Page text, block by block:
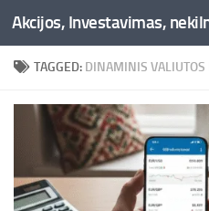
Skip to content
TAGGED: DINAMINIS VALIUTOS